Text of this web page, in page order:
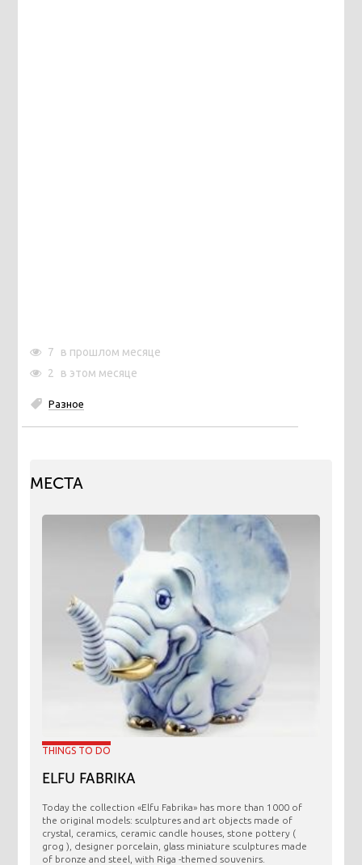
7
в прошлом месяце
2
в этом месяце
Разное
МЕСТА
THINGS TO DO
ELFU FABRIKA
Today the collection «Elfu Fabrika» has more than 1000 of
the original models: sculptures and art objects made ​​of
crystal, ceramics, ceramic candle houses, stone pottery (
grog ), designer porcelain, glass miniature sculptures made
of bronze and steel, with Riga -themed souvenirs.